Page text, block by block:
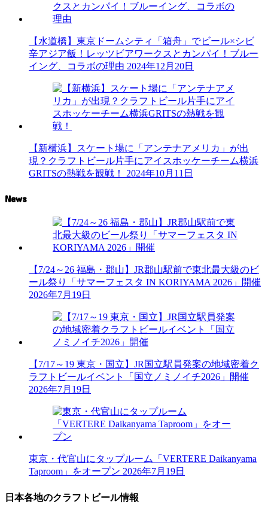
【水道橋】東京ドームシティ「箱舟」でビール×シビ
辛アジア飯！レッツビアワークスとカンパイ！ブルー
イング、コラボの理由 2024年12月20日
【新横浜】スケート場に「アンテナアメリカ」が出
現？クラフトビール片手にアイスホッケーチーム横浜
GRITSの熱戦を観戦！
2024年10月11日
News
【7/24～26 福島・郡山】JR郡山駅前で東北最大級のビ
ール祭り「サマーフェスタ IN KORIYAMA 2026」開催
2026年7月19日
【7/17～19 東京・国立】JR国立駅員発案の地域密着ク
ラフトビールイベント「国立ノミノイチ2026」開催
2026年7月19日
東京・代官山にタップルーム「VERTERE Daikanyama
Taproom」をオープン 2026年7月19日
日本各地のクラフトビール情報